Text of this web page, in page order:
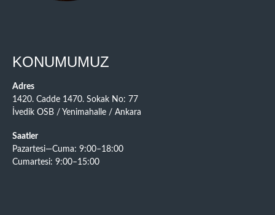
KONUMUMUZ
Adres
1420. Cadde 1470. Sokak No: 77
İvedik OSB / Yenimahalle / Ankara
Saatler
Pazartesi—Cuma: 9:00–18:00
Cumartesi: 9:00–15:00